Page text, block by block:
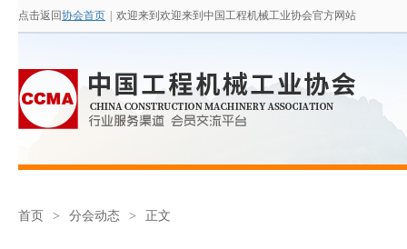
点击返回协会首页 欢迎来到欢迎来到中国工程机械工业协会官方网站
首页 > 分会动态 > 正文